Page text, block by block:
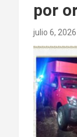
por
julio 6, 2026